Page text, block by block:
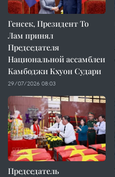
Генсек, Президент То
Лам принял
Председателя
Национальной ассамблеи
Камбоджи Кхуон Судари
29/07/2026 08:03
Председатель